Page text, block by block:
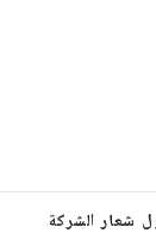
شعار الشركة